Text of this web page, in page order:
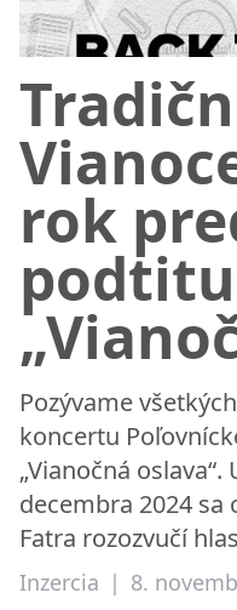
rok
Pozývame
koncertu
„Vianočná
decembra 2024 sa
Fatra rozozvučí
Inzercia | 8.